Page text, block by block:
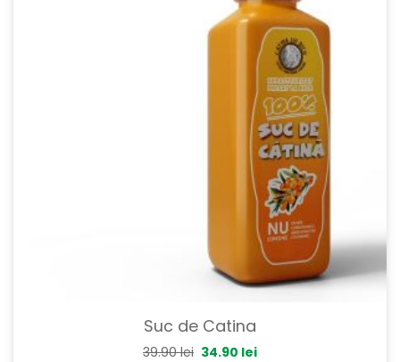
Suc de Catina
39.90lei 34.90 lei